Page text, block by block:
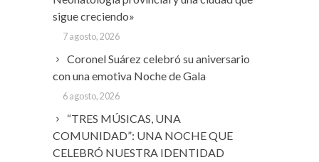
sigue creciendo»
7 agosto, 2026
Coronel Suárez celebró su aniversario
con una emotiva Noche de Gala
6 agosto, 2026
“TRES MÚSICAS, UNA
COMUNIDAD”: UNA NOCHE QUE
CELEBRÓ NUESTRA IDENTIDAD